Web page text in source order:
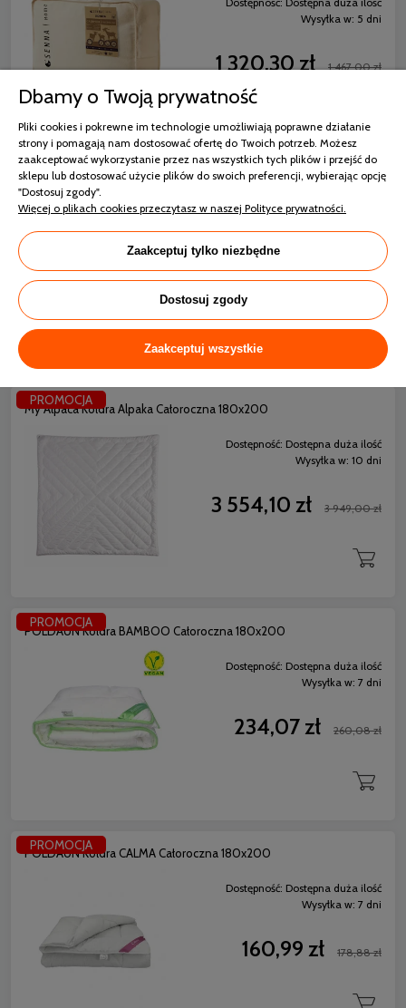
Wysyłka w: 5 dni
1 320,30 zł 1 467,00 zł
Kołdra Medical®+ 180x200 1400g AMW
5 dni
172,00 zł
My Alpaca Kołdra Alpaka Całoroczna 180x200
Dostępność: Dostępna duża ilość
Wysyłka w: 10 dni
3 554,10 zł 3 949,00 zł
PROMOCJA
POLDAUN Kołdra BAMBOO Całoroczna 180x200
Dostępność: Dostępna duża ilość
Wysyłka w: 7 dni
234,07 zł 260,08 zł
PROMOCJA
POLDAUN Kołdra CALMA Całoroczna 180x200
Dostępność: Dostępna duża ilość
Wysyłka w: 7 dni
160,99 zł 178,88 zł
PROMOCJA
Dbamy o Twoją prywatność
Pliki cookies i pokrewne im technologie umożliwiają poprawne działanie
strony i pomagają nam dostosować ofertę do Twoich potrzeb. Możesz
zaakceptować wykorzystanie przez nas wszystkich tych plików i przejść do
sklepu lub dostosować użycie plików do swoich preferencji, wybierając opcję
"Dostosuj zgody".
Więcej o plikach cookies przeczytasz w naszej Polityce prywatności.
Zaakceptuj tylko niezbędne
Dostosuj zgody
Zaakceptuj wszystkie